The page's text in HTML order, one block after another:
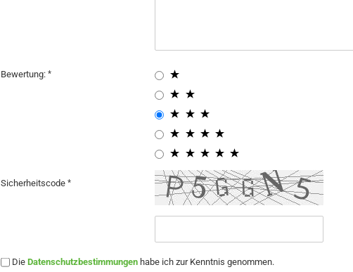
Bewertung:
Sicherheitscode
Die Datenschutzbestimmungenhabe ich zur Kenntnis genommen.